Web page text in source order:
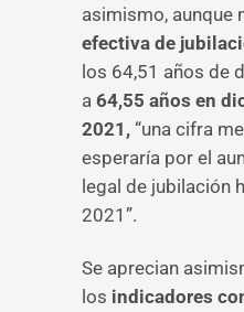
asimismo, aunque
efectiva de
los 64,51 años de
a 64,55 años en
2021, “una cifra
esperaría por el
legal de jubilación
2021”.
Se aprecian
los indicadores